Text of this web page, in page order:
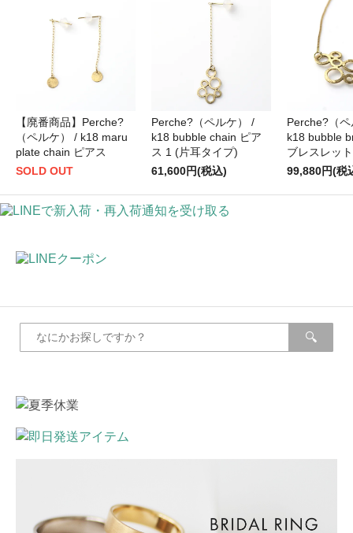
【廃番商品】Perche?
（ペルケ） / k18 maru
plate chain ピアス
SOLD OUT
Perche?（ペルケ） /
k18 bubble chain ピア
ス 1 (片耳タイプ)
61,600円(税込)
Perche?（
k18 bubble
ブレスレット
99,880円(税